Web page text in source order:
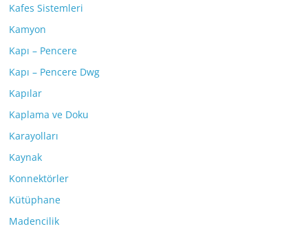
Kafes Sistemleri
Kamyon
Kapı – Pencere
Kapı – Pencere Dwg
Kapılar
Kaplama ve Doku
Karayolları
Kaynak
Konnektörler
Kütüphane
Madencilik